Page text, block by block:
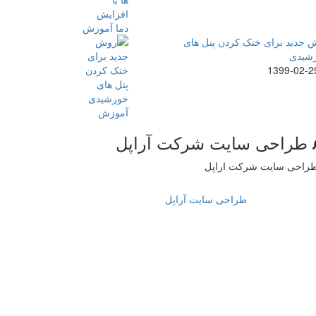
جدید برای خنک کردن پنل های
1399-02-
طراحی سایت شرکت آراپل
طراحی سایت آراپل